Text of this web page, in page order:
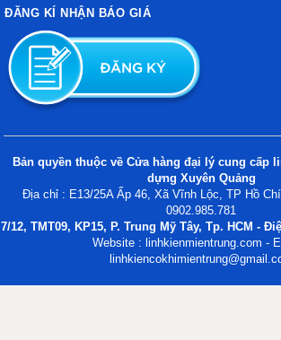
ĐĂNG KÍ NHẬN BÁO GIÁ
Bản quyền thuộc về Cửa hàng đại lý cung cấp
dựng Xuyên Quảng
Địa chỉ : E13/25A Ấp 46, Xã Vĩnh Lộc, TP Hồ
0902.985.781
7/12, TMT09, KP15, P. Trung Mỹ Tây, Tp. HCM -
Website : linhkienmientrung.com -